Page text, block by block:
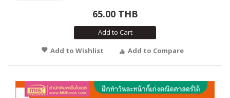
65.00 THB
Add to Cart
Add to Wishlist
Add to Compare